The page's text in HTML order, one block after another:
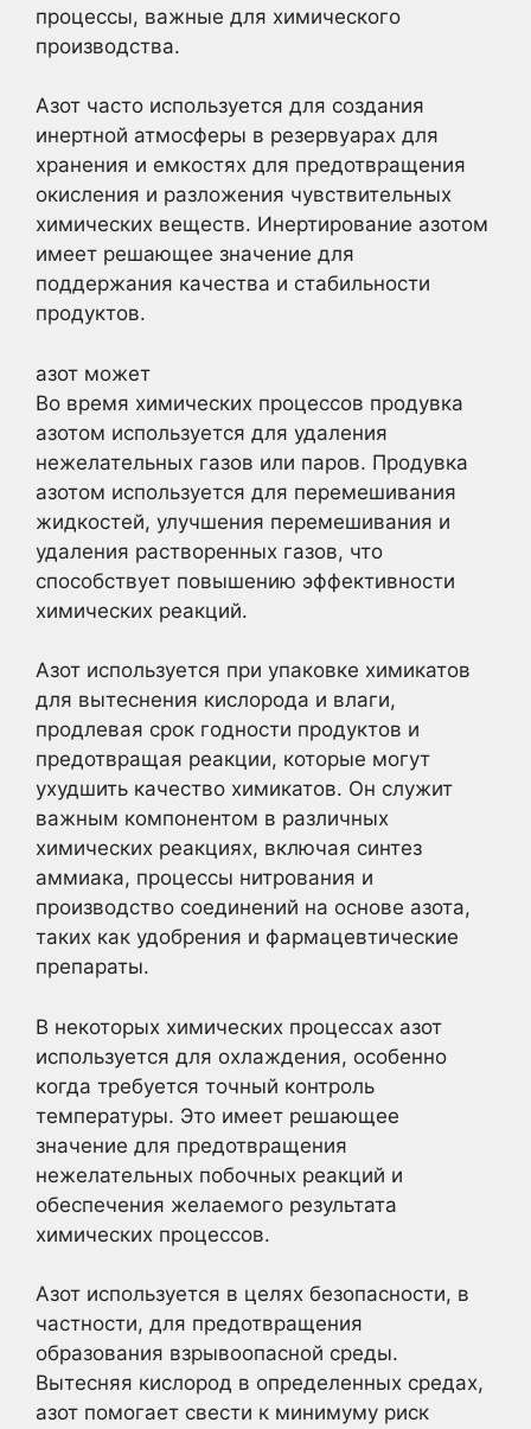
процессы, важные для химического
производства.
Азот часто используется для создания
инертной атмосферы в резервуарах для
хранения и емкостях для предотвращения
окисления и разложения чувствительных
химических веществ. Инертирование азотом
имеет решающее значение для
поддержания качества и стабильности
продуктов.
азот может
Во время химических процессов продувка
азотом используется для удаления
нежелательных газов или паров. Продувка
азотом используется для перемешивания
жидкостей, улучшения перемешивания и
удаления растворенных газов, что
способствует повышению эффективности
химических реакций.
Азот используется при упаковке химикатов
для вытеснения кислорода и влаги,
продлевая срок годности продуктов и
предотвращая реакции, которые могут
ухудшить качество химикатов. Он служит
важным компонентом в различных
химических реакциях, включая синтез
аммиака, процессы нитрования и
производство соединений на основе азота,
таких как удобрения и фармацевтические
препараты.
В некоторых химических процессах азот
используется для охлаждения, особенно
когда требуется точный контроль
температуры. Это имеет решающее
значение для предотвращения
нежелательных побочных реакций и
обеспечения желаемого результата
химических процессов.
Азот используется в целях безопасности, в
частности, для предотвращения
образования взрывоопасной среды.
Вытесняя кислород в определенных средах,
азот помогает свести к минимуму риск